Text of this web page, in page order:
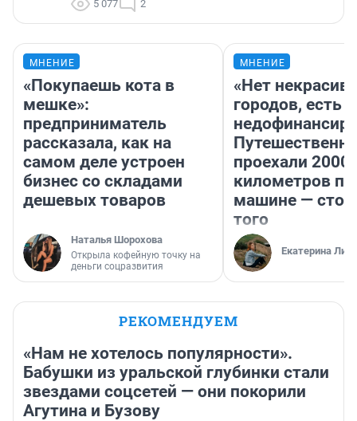
5 077 2
МНЕНИЕ
«Покупаешь кота в
мешке»:
предприниматель
рассказала, как на
самом деле устроен
бизнес со складами
дешевых товаров
Наталья Шорохова
Открыла кофейную точку на
деньги соцразвития
МНЕНИЕ
«Нет
городов, есть
проехали 2000
километров по
машине —
того
Екатерина
РЕКОМЕНДУЕМ
«Нам не хотелось популярности».
Бабушки из уральской глубинки стали
звездами соцсетей — они покорили
Агутина и Бузову